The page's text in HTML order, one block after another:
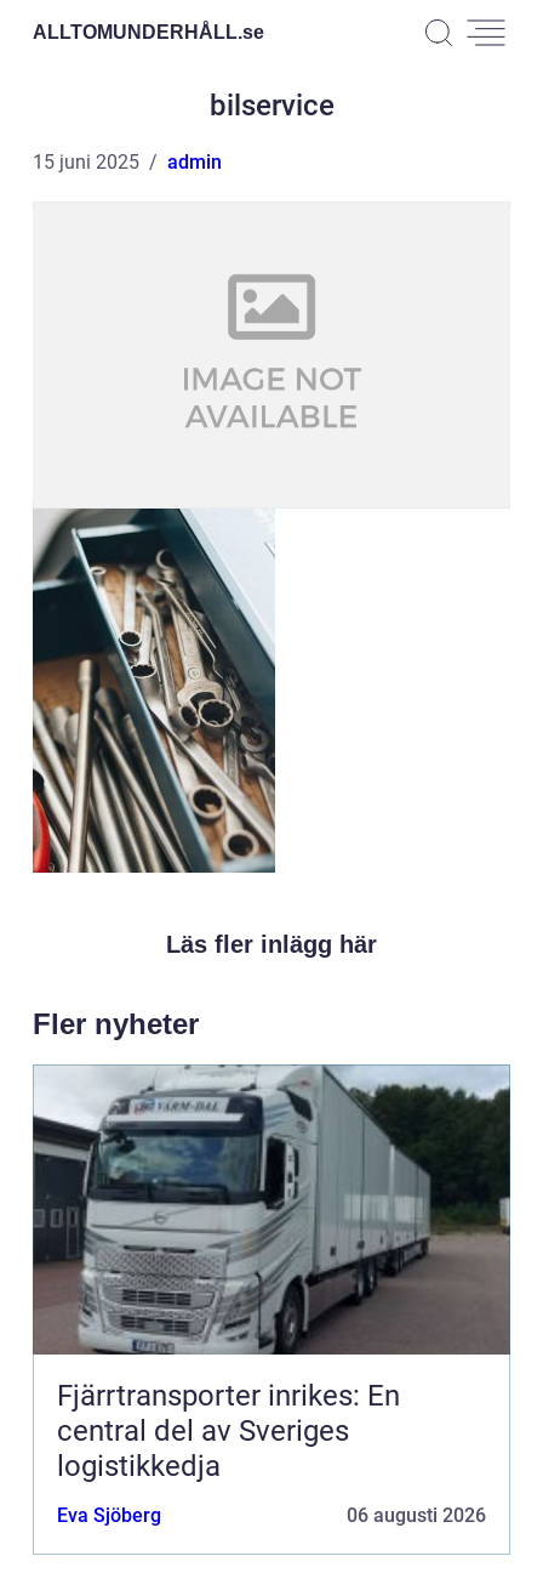
ALLTOMUNDERHÅLL.se
bilservice
15 juni 2025 admin
Läs fler inlägg här
Fler nyheter
Fjärrtransporter inrikes: En
central del av Sveriges
logistikkedja
Eva Sjöberg 06 augusti 2026